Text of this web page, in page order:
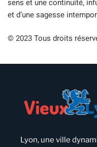
sens et une continuité,
et d’une sagesse
© 2023 Tous droits
Lyon, une ville